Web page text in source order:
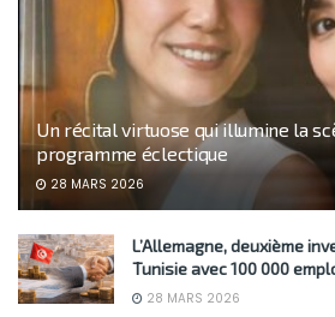
Un récital virtuose qui illumine la
programme éclectique
28 MARS 2026
L’Allemagne, deuxième
Tunisie avec 100 000
28 MARS 2026